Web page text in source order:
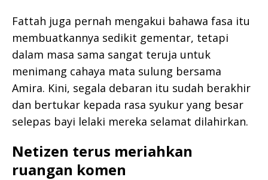
Fattah juga pernah mengakui bahawa fasa itu
membuatkannya sedikit gementar, tetapi
dalam masa sama sangat teruja untuk
menimang cahaya mata sulung bersama
Amira. Kini, segala debaran itu sudah berakhir
dan bertukar kepada rasa syukur yang besar
selepas bayi lelaki mereka selamat dilahirkan.
Netizen terus meriahkan
ruangan komen